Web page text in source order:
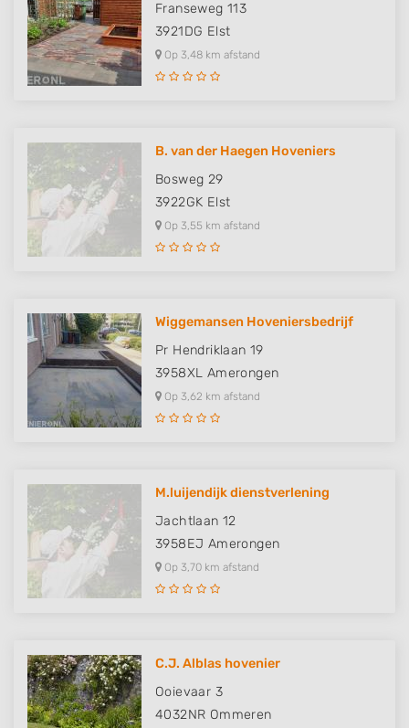
Franseweg 113
3921DG Elst
Op 3,48 km afstand
B. van der Haegen Hoveniers
Bosweg 29
3922GK Elst
Op 3,55 km afstand
Wiggemansen Hoveniersbedrijf
Pr Hendriklaan 19
3958XL Amerongen
Op 3,62 km afstand
M.luijendijk dienstverlening
Jachtlaan 12
3958EJ Amerongen
Op 3,70 km afstand
C.J. Alblas hovenier
Ooievaar 3
4032NR Ommeren